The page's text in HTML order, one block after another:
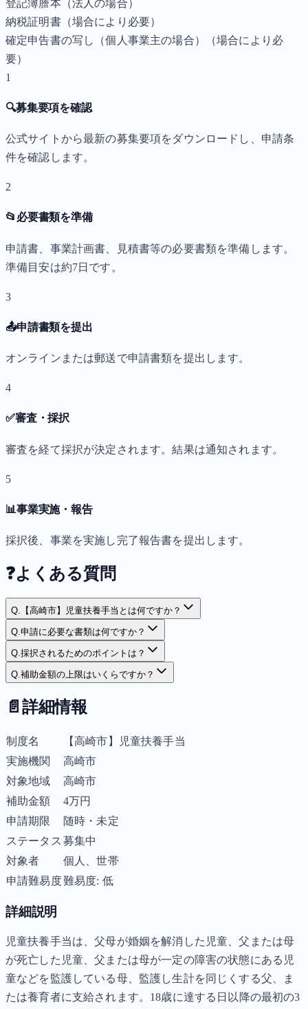
登記簿謄本（法人の場合）
納税証明書（場合により必要）
確定申告書の写し（個人事業主の場合）
（場合により必
要）
1
🔍募集要項を確認
公式サイトから最新の募集要項をダウンロードし、申請条
件を確認します。
2
📂 必要書類を準備
申請書、事業計画書、見積書等の必要書類を準備します。
準備目安は約7日です。
3
📤申請書類を提出
オンラインまたは郵送で申請書類を提出します。
4
✅審査・採択
審査を経て採択が決定されます。結果は通知されます。
5
📊事業実施・報告
採択後、事業を実施し完了報告書を提出します。
❓よくある質問
Q. 【高崎市】児童扶養手当とは何ですか？
Q.申請に必要な書類は何ですか？
Q.採択されるためのポイントは？
Q.補助金額の上限はいくらですか？
📄 詳細情報
制度名
【高崎市】児童扶養手当
実施機関
高崎市
対象地域
高崎市
補助金額
4万円
申請期限
随時・未定
ステータス 募集中
対象者
個人、世帯
申請難易度難易度: 低
詳細説明
児童扶養手当は、父母が婚姻を解消した児童、父または母
が死亡した児童、父または母が一定の障害の状態にある児
童などを監護している母、監護し生計を同じくする父、ま
たは養育者に支給されます。18歳に達する日以降の最初の3